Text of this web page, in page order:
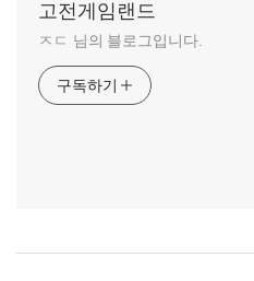
고전게임랜드
ㅈㄷ 님의 블로그입니다.
구독하기